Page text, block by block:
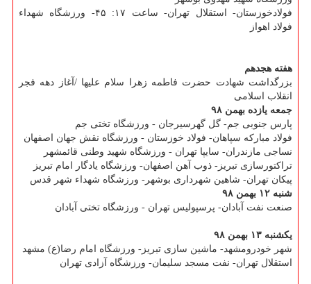
فولادخوزستان- استقلال تهران- ساعت ۱۷: ۴۵- ورزشگاه شهداء
فولاد اهواز
هفته هجدهم
بزرگداشت شهادت حضرت فاطمه زهرا سلام علیها /آغاز دهه فجر
انقلاب اسلامی
جمعه یازده بهمن ۹۸
پارس جنوبی جم- گل گهرسیرجان - ورزشگاه تختی جم
فولاد مباركه سپاهان- فولاد خوزستان - ورزشگاه نقش جهان اصفهان
نساجی مازندران- سایپا تهران - ورزشگاه شهید وطنی قائمشهر
تراكتورسازی تبریز- ذوب آهن اصفهان- ورزشگاه یادگار امام تبریز
پیكان تهران- شاهین شهرداری بوشهر- ورزشگاه شهداء شهر قدس
شنبه ۱۲ بهمن ۹۸
صنعت نفت آبادان- پرسپولیس تهران - ورزشگاه تختی آبادان
یكشنبه ۱۳ بهمن ۹۸
شهر خودرومشهد- ماشین سازی تبریز- ورزشگاه امام رضا(ع) مشهد
استقلال تهران- نفت مسجد سلیمان- ورزشگاه آزادی تهران